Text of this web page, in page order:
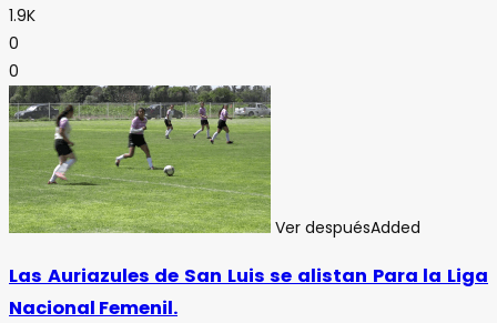
1.9K
0
0
Ver despuésAdded
Las Auriazules de San Luis se alistan Para la Liga
Nacional Femenil.